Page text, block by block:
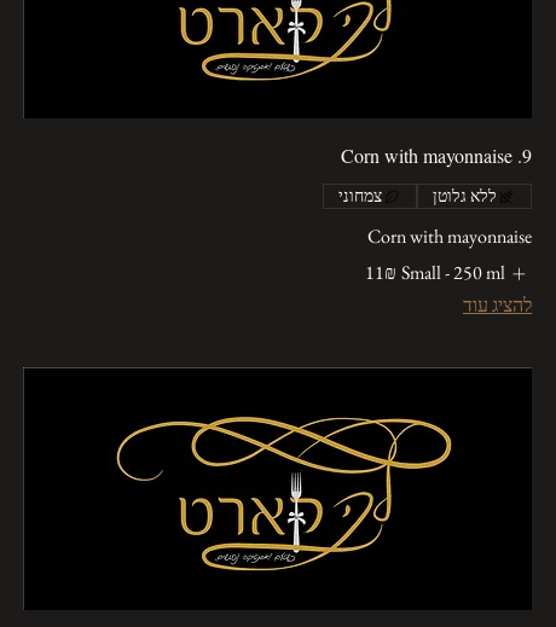
9. Corn with mayonnaise
ללא גלוטן צמחוני
Corn with mayonnaise
Small - 250 ml
‏11 ‏₪
להציג עוד